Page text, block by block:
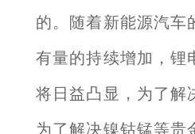
的。随着新能源汽车
有量的持续增加，锂
将日益凸显，为了解
为了解决镍钴锰等贵